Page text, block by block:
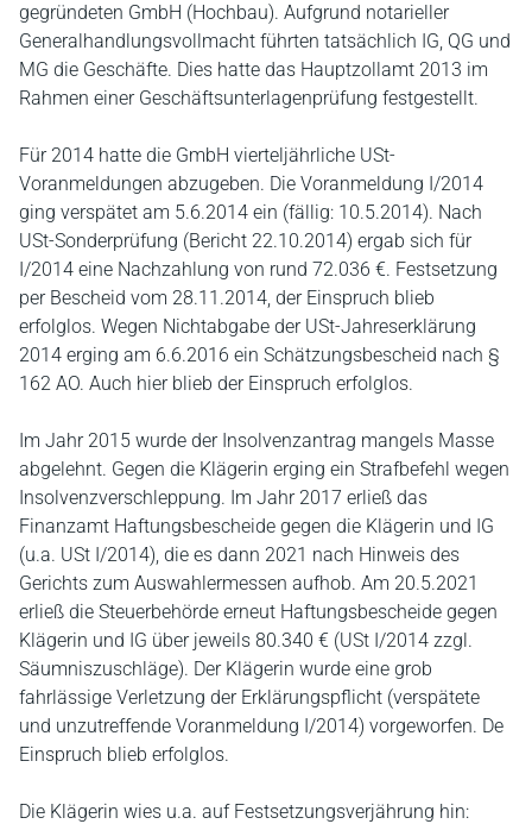
gegründeten GmbH (Hochbau). Aufgrund notarieller
Generalhandlungsvollmacht führten tatsächlich IG, QG und
MG die Geschäfte. Dies hatte das Hauptzollamt 2013 im
Rahmen einer Geschäftsunterlagenprüfung festgestellt.
Für 2014 hatte die GmbH vierteljährliche USt-
Voranmeldungen abzugeben. Die Voranmeldung I/2014
ging verspätet am 5.6.2014 ein (fällig: 10.5.2014). Nach
USt-Sonderprüfung (Bericht 22.10.2014) ergab sich für
I/2014 eine Nachzahlung von rund 72.036 €. Festsetzung
per Bescheid vom 28.11.2014, der Einspruch blieb
erfolglos. Wegen Nichtabgabe der USt-Jahreserklärung
2014 erging am 6.6.2016 ein Schätzungsbescheid nach §
162 AO. Auch hier blieb der Einspruch erfolglos.
Im Jahr 2015 wurde der Insolvenzantrag mangels Masse
abgelehnt. Gegen die Klägerin erging ein Strafbefehl wegen
Insolvenzverschleppung. Im Jahr 2017 erließ das
Finanzamt Haftungsbescheide gegen die Klägerin und IG
(u.a. USt I/2014), die es dann 2021 nach Hinweis des
Gerichts zum Auswahlermessen aufhob. Am 20.5.2021
erließ die Steuerbehörde erneut Haftungsbescheide gegen
Klägerin und IG über jeweils 80.340 € (USt I/2014 zzgl.
Säumniszuschläge). Der Klägerin wurde eine grob
fahrlässige Verletzung der Erklärungspflicht (verspätete
und unzutreffende Voranmeldung I/2014) vorgeworfen. De
Einspruch blieb erfolglos.
Die Klägerin wies u.a. auf Festsetzungsverjährung hin: